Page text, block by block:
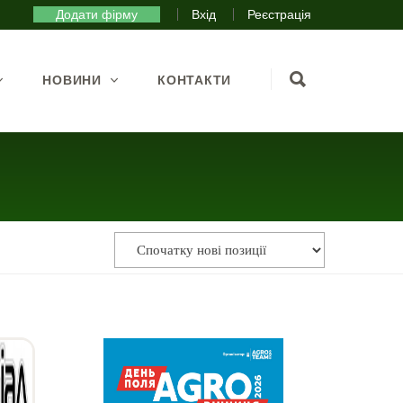
Додати фірму Вхід Реєстрація
НОВИНИ КОНТАКТИ